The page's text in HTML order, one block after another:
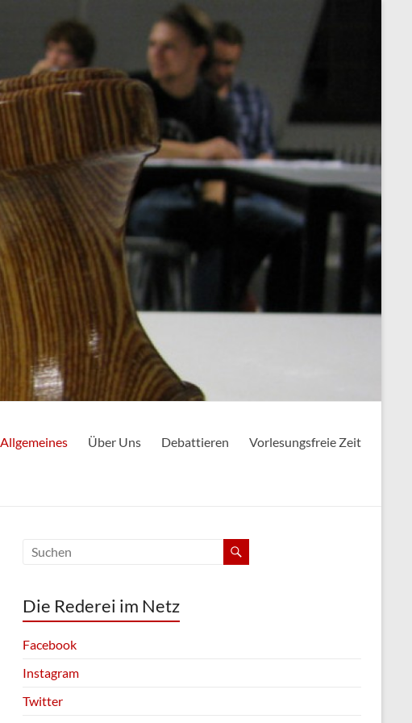
Allgemeines Über Uns Debattieren Vorlesungsfreie Zeit
Die Rederei im Netz
Facebook
Instagram
Twitter